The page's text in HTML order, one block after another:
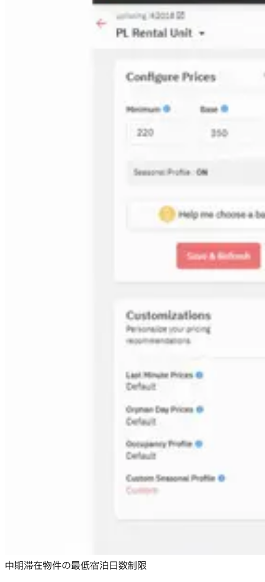
中期滞在物件の最低宿泊日数制限